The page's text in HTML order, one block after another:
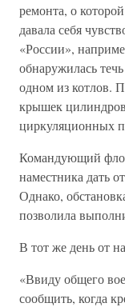
ремонта, о
давала себя
«России»,
обнаружилась
одном из котлов.
крышек
циркуляционных
Командующий
наместника дать
Однако,
позволила
В тот же день от
«Ввиду общего
сообщить, когда